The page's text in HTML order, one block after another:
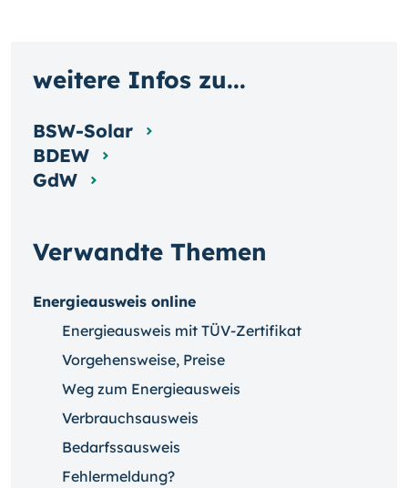
Verwandte Themen
Energieausweis online
Energieausweis mit TÜV-Zertifikat
Vorgehensweise, Preise
Weg zum Energieausweis
Verbrauchsausweis
Bedarfssausweis
Fehlermeldung?
weitere Infos zu...
BSW-Solar
BDEW
GdW